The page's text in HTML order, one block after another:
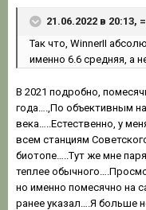
21.06.2022 в 20:13,
Так что, WinnerII абсолю
именно 6.6 средняя, а
В 2021 подробно,
года….,По объективным
века…..Естественно, у
всем станциям
биотопе…..Тут же мне
теплее
но именно помесячно на
ранее указал….Я больше